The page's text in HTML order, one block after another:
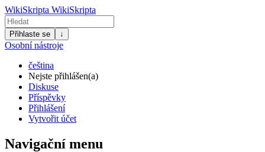
WikiSkripta WikiSkripta
Přihlaste se ↓
Osobní nástroje
čeština
Nejste přihlášen(a)
Diskuse
Příspěvky
Přihlášení
Vytvořit účet
Navigační menu